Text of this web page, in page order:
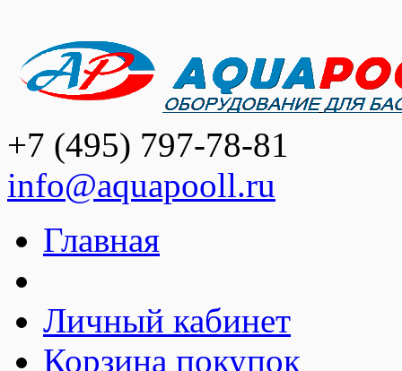
+7 (495) 797-78-81
info@aquapooll.ru
Главная
Личный кабинет
Корзина покупок